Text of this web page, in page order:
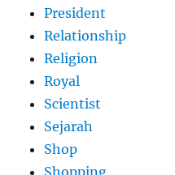
President
Relationship
Religion
Royal
Scientist
Sejarah
Shop